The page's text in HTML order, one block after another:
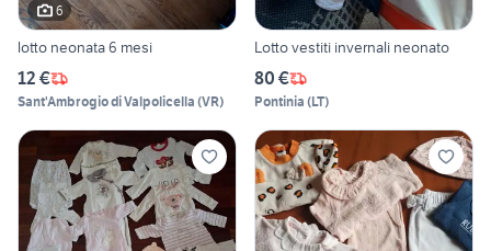
6
lotto neonata 6 mesi
12 €
Sant'Ambrogio di Valpolicella (VR)
Lotto vestiti invernali neonato
80 €
Pontinia (LT)